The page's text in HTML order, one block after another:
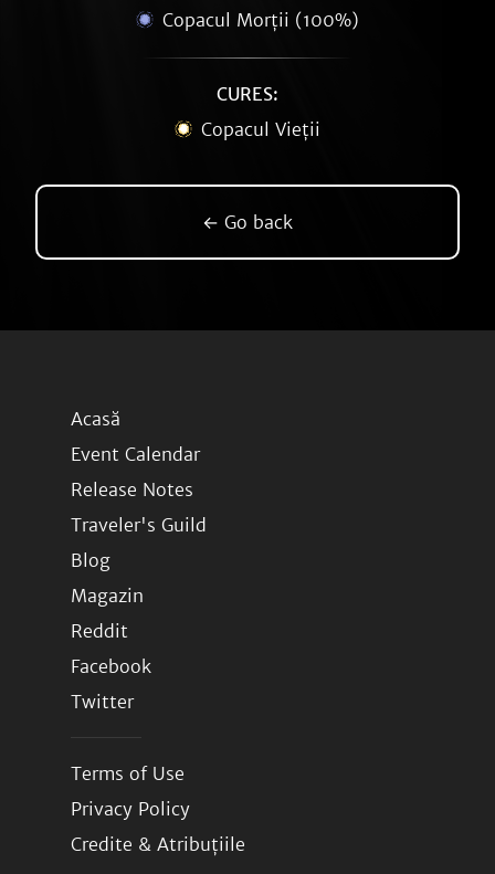
Copacul Morții (100%)
CURES:
Copacul Vieții
← Go back
Acasă
Event Calendar
Release Notes
Traveler's Guild
Blog
Magazin
Reddit
Facebook
Twitter
Terms of Use
Privacy Policy
Credite & Atribuțiile